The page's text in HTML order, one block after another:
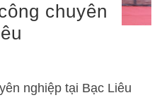
chuyên
nghiệp tại Bạc Liêu